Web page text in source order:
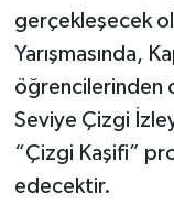
gerçekleşecek
Yarışmasında,
öğrencilerinden
Seviye Çizgi
“Çizgi Kaşifi”
edecektir.